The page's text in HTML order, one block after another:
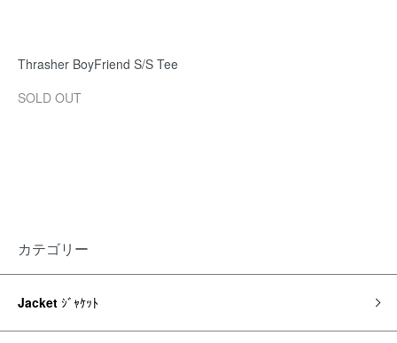
Thrasher BoyFriend S/S Tee
SOLD OUT
カテゴリー
Jacket ｼﾞｬｹｯﾄ